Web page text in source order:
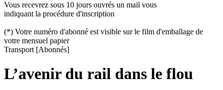
Vous recevrez sous 10 jours ouvrés un mail vous
indiquant la procédure d'inscription
(*) Votre numéro d'abonné est visible sur le film d'emballage de
votre mensuel papier
Transport [Abonnés]
L’avenir du rail dans le flou